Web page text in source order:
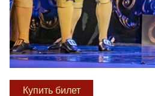
Купить билет